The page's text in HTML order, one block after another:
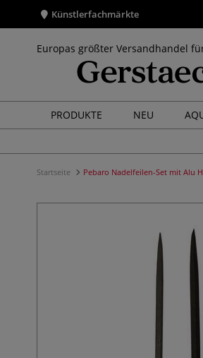
Künstlerfachmärkte
Europas größter Versandhandel
PRODUKTE NEU
Startseite Pebaro Nadelfeilen-Set mit Alu